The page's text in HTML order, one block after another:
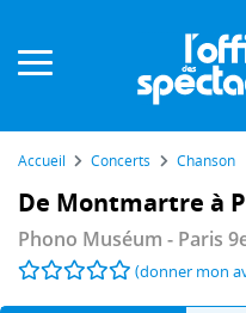
Accueil Concerts Chanson
De Montmartre à
Phono Muséum - Paris
(donner mon